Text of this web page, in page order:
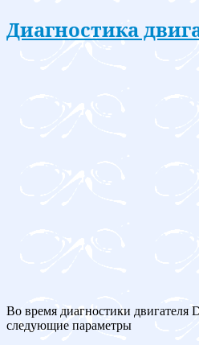
Диагностика
Во время диагностики двигателя
следующие параметры